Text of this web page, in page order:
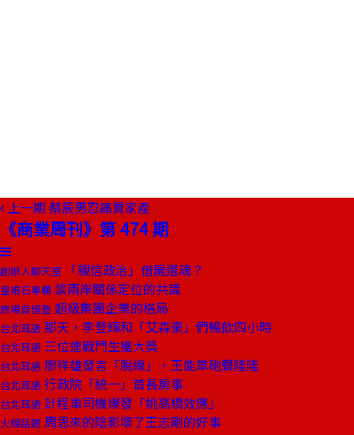
上一期 蔡辰男忍痛賣家產
《商業周刊》第 474 期
創辦人聊天室 「親信政治」借屍還魂？
皇甫石專欄 談兩岸關係定位的共識
商場自慢塾 超級集團企業的格局
台北耳語 那天，李登輝和「艾森豪」們暢飲四小時
台北耳語 三位連戰門生獲大獎
台北耳語 廖祥雄發言「脫線」，王能章砲聲隆隆
台北耳語 行政院「統一」首長房事
台北耳語 計程車司機爆發「姚高橋效應」
火線話題 周恩來的陰影壞了王志剛的好事